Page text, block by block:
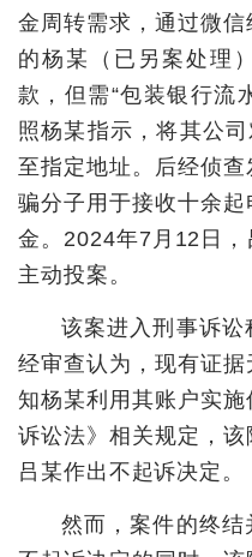
经济
城建
科教
健康
悠游
相亲
房产
消费
创意
金周转需求，通过微
的杨某（已另案处理
款，但需“包装银行流
照杨某指示，将其公
至指定地址。后经侦
骗分子用于接收十余
金。2024年7月12日，
主动投案。
该案进入刑事诉
经审查认为，现有证
知杨某利用其账户实
诉讼法》相关规定，
吕某作出不起诉决定。
然而，案件的终结